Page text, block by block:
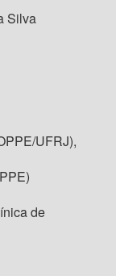
Silva
UFRJ),
de